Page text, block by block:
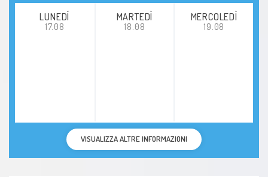
LUNEDÍ
17.08
MARTEDÌ
18.08
MERCOLEDÌ
19.08
VISUALIZZA ALTRE INFORMAZIONI